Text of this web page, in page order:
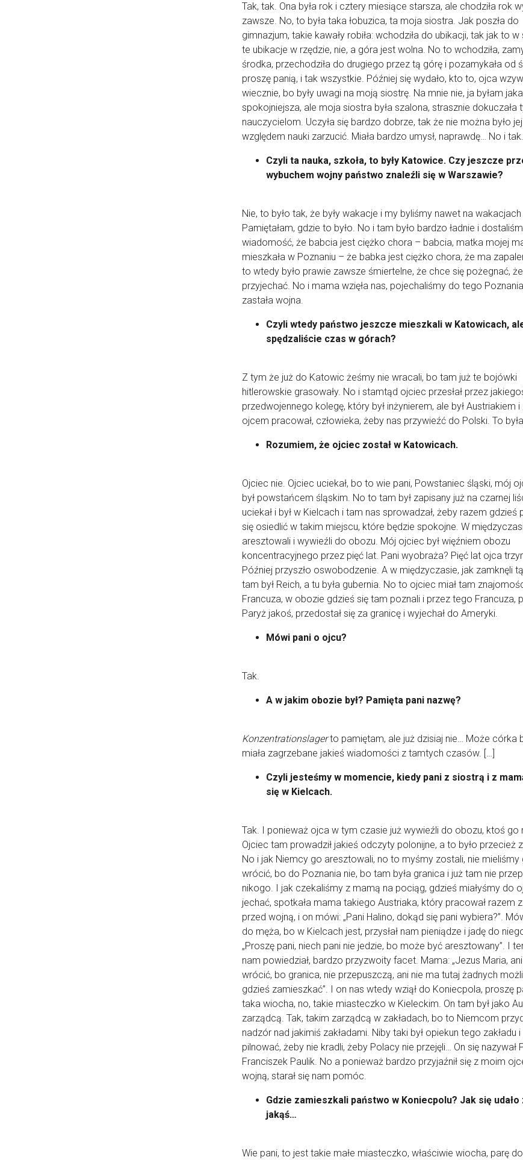
Tak, tak. Ona była rok i cztery miesiące starsza, ale chodziła rok
zawsze. No, to była taka łobuzica, ta moja siostra. Jak poszła do
gimnazjum, takie kawały robiła: wchodziła do ubikacji, tak jak to
te ubikacje w rzędzie, nie, a góra jest wolna. No to wchodziła,
środka, przechodziła do drugiego przez tą górę i pozamykała od
proszę panią, i tak wszystkie. Później się wydało, kto to, ojca
wiecznie, bo były uwagi na moją siostrę. Na mnie nie, ja byłam
spokojniejsza, ale moja siostra była szalona, strasznie dokuczała
nauczycielom. Uczyła się bardzo dobrze, tak że nie można było
względem nauki zarzucić. Miała bardzo umysł, naprawdę… No i tak.
Czyli ta nauka, szkoła, to były Katowice. Czy jeszcze
wybuchem wojny państwo znaleźli się w Warszawie?
Nie, to było tak, że były wakacje i my byliśmy nawet na
Pamiętałam, gdzie to było. No i tam było bardzo ładnie i
wiadomość, że babcia jest ciężko chora – babcia, matka mojej
mieszkała w Poznaniu – że babka jest ciężko chora, że ma
to wtedy było prawie zawsze śmiertelne, że chce się pożegnać,
przyjechać. No i mama wzięła nas, pojechaliśmy do tego
zastała wojna.
Czyli wtedy państwo jeszcze mieszkali w Katowicach,
spędzaliście czas w górach?
Z tym że już do Katowic żeśmy nie wracali, bo tam już te bojówki
hitlerowskie grasowały. No i stamtąd ojciec przesłał przez
przedwojennego kolegę, który był inżynierem, ale był Austriakiem
ojcem pracował, człowieka, żeby nas przywieźć do Polski. To
Rozumiem, że ojciec został w Katowicach.
Ojciec nie. Ojciec uciekał, bo to wie pani, Powstaniec śląski, mój
był powstańcem śląskim. No to tam był zapisany już na czarnej
uciekał i był w Kielcach i tam nas sprowadzał, żeby razem gdzieś
się osiedlić w takim miejscu, które będzie spokojne. W
aresztowali i wywieźli do obozu. Mój ojciec był więźniem obozu
koncentracyjnego przez pięć lat. Pani wyobraża? Pięć lat ojca
Później przyszło oswobodzenie. A w międzyczasie, jak zamknęli
tam był Reich, a tu była gubernia. No to ojciec miał tam
Francuza, w obozie gdzieś się tam poznali i przez tego Francuza,
Paryż jakoś, przedostał się za granicę i wyjechał do Ameryki.
Mówi pani o ojcu?
Tak.
A w jakim obozie był? Pamięta pani nazwę?
Konzentrationslagerto pamiętam, ale już dzisiaj nie… Może córka
miała zagrzebane jakieś wiadomości z tamtych czasów. […]
Czyli jesteśmy w momencie, kiedy pani z siostrą i z
się w Kielcach.
Tak. I ponieważ ojca w tym czasie już wywieźli do obozu, ktoś go
Ojciec tam prowadził jakieś odczyty polonijne, a to było przecież
No i jak Niemcy go aresztowali, no to myśmy zostali, nie mieliśmy
wrócić, bo do Poznania nie, bo tam była granica i już tam nie
nikogo. I jak czekaliśmy z mamą na pociąg, gdzieś miałyśmy do
jechać, spotkała mama takiego Austriaka, który pracował razem
przed wojną, i on mówi: „Pani Halino, dokąd się pani wybiera?”.
do męża, bo w Kielcach jest, przysłał nam pieniądze i jadę do
„Proszę pani, niech pani nie jedzie, bo może być aresztowany”. I
nam powiedział, bardzo przyzwoity facet. Mama: „Jezus Maria,
wrócić, bo granica, nie przepuszczą, ani nie ma tutaj żadnych
gdzieś zamieszkać”. I on nas wtedy wziął do Koniecpola, proszę
taka wiocha, no, takie miasteczko w Kieleckim. On tam był jako
zarządcą. Tak, takim zarządcą w zakładach, bo to Niemcom
nadzór nad jakimiś zakładami. Niby taki był opiekun tego zakładu i
pilnować, żeby nie kradli, żeby Polacy nie przejęli… On się nazywał
Franciszek Paulik. No a ponieważ bardzo przyjaźnił się z moim
wojną, starał się nam pomóc.
Gdzie zamieszkali państwo w Koniecpolu? Jak się udało
jakąś…
Wie pani, to jest takie małe miasteczko, właściwie wiocha, parę